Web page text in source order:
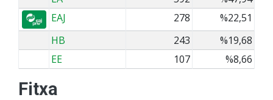
EAJ
278
%22,51
HB
243
%19,68
EE
107 %8,66
Fitxa